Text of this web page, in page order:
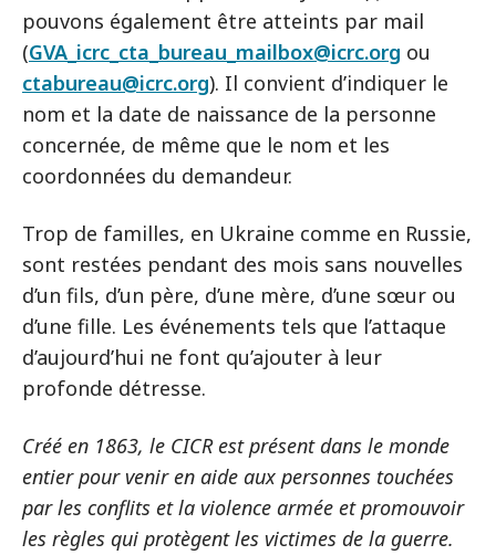
pouvons également être atteints par mail
(GVA_icrc_cta_bureau_mailbox@icrc.org ou
ctabureau@icrc.org). Il convient d’indiquer le
nom et la date de naissance de la personne
concernée, de même que le nom et les
coordonnées du demandeur.
Trop de familles, en Ukraine comme en Russie,
sont restées pendant des mois sans nouvelles
d’un fils, d’un père, d’une mère, d’une sœur ou
d’une fille. Les événements tels que l’attaque
d’aujourd’hui ne font qu’ajouter à leur
profonde détresse.
Créé en 1863, le CICR est présent dans le monde
entier pour venir en aide aux personnes touchées
par les conflits et la violence armée et promouvoir
les règles qui protègent les victimes de la guerre.